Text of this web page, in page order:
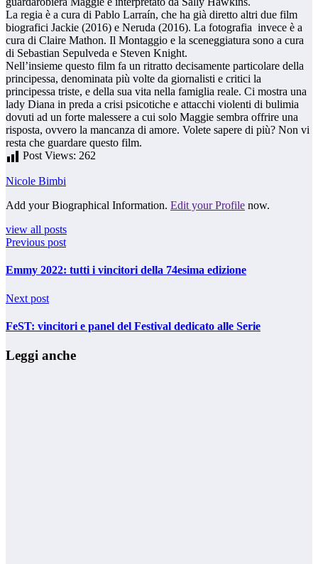
La regia è a cura di Pablo Larraín, che ha già diretto altri due film
biografici Jackie (2016) e Neruda (2016). La fotografia invece è a
cura di Claire Mathon. Il Montaggio e la sceneggiatura sono a cura
di Sebastian Sepulveda e Steven Knight.
Nell’insieme questo film fa un ritratto decisamente particolare della
principessa, denominata più volte da giornalisti e critici la
principessa triste, e della sua vita nella famiglia reale. Ci mostra una
lady Diana in preda a crisi psicotiche e attacchi violenti di bulimia
dovuti ad un forte malessere a cui solo Maggie sembra offrire una
risposta, ovvero la mancanza di amore. Volete sapere di più? Non vi
resta che guardare questo film.
Post Views: 262
Nicole Bimbi
Add your Biographical Information. Edit your Profile now.
view all posts
Previous post
Emmy 2022: tutti i vincitori della 74esima edizione
Next post
FeST: vincitori e panel del Festival dedicato alle Serie
Leggi anche